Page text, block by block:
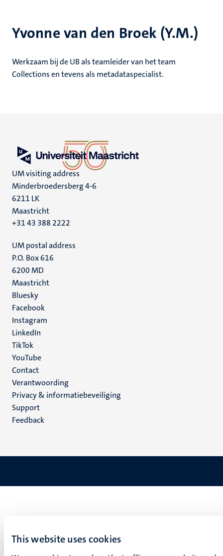
This website uses cookies
Yvonne van den Broek (Y.M.)
Werkzaam bij de UB als teamleider van het team
Collections en tevens als metadataspecialist.
UM visiting address
Minderbroedersberg 4-6
6211 LK
Maastricht
+31 43 388 2222
UM postal address
P.O. Box 616
6200 MD
Maastricht
Social
media
Bluesky
Facebook
Instagram
LinkedIn
TikTok
YouTube
Menu
footer
(NL)
Contact
Verantwoording
Privacy & informatiebeveiliging
Support
Feedback